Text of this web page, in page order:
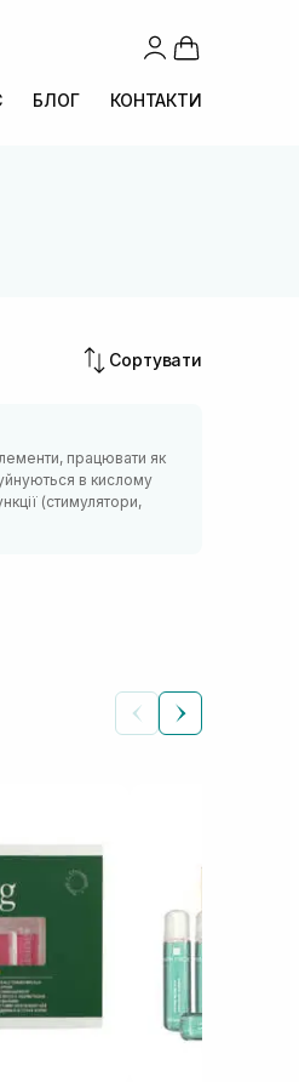
БЛОГ КОНТАКТИ
Сортувати
працювати як
в кислому
(стимулятори,